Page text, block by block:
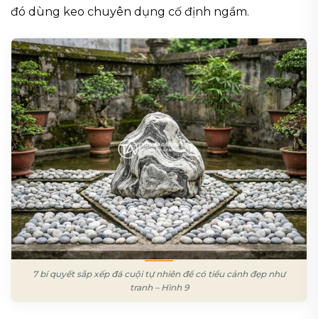
đó dùng keo chuyên dụng cố định ngầm.
7 bí quyết sắp xếp đá cuội tự nhiên để có tiểu cảnh đẹp như
tranh – Hình 9